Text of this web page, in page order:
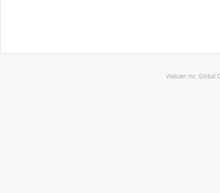
Webzen Inc. Global